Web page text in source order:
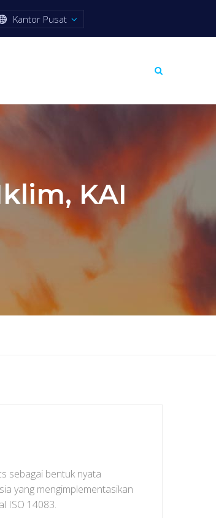
Kantor Pusat
KAI
sebagai bentuk nyata
yang mengimplementasikan
ISO 14083.